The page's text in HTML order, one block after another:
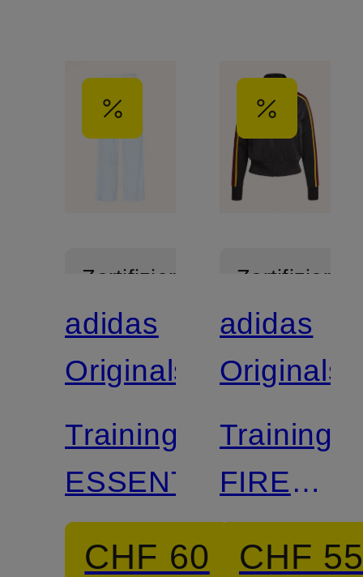
Zertifiziert
adidas
Originals
Trainingshose
ESSENTIALS
CHF 60
Zertifiziert
adidas
Originals
CLASSIC
CHF